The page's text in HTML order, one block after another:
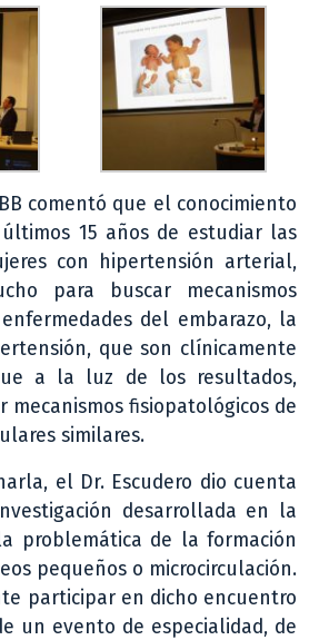
comentó que el conocimiento
15 años de estudiar las
con hipertensión arterial,
para buscar mecanismos
del embarazo, la
que son clínicamente
a la luz de los resultados,
mecanismos fisiopatológicos de
similares.
el Dr. Escudero dio cuenta
desarrollada en la
problemática de la formación
pequeños o microcirculación.
participar en dicho encuentro
un evento de especialidad, de